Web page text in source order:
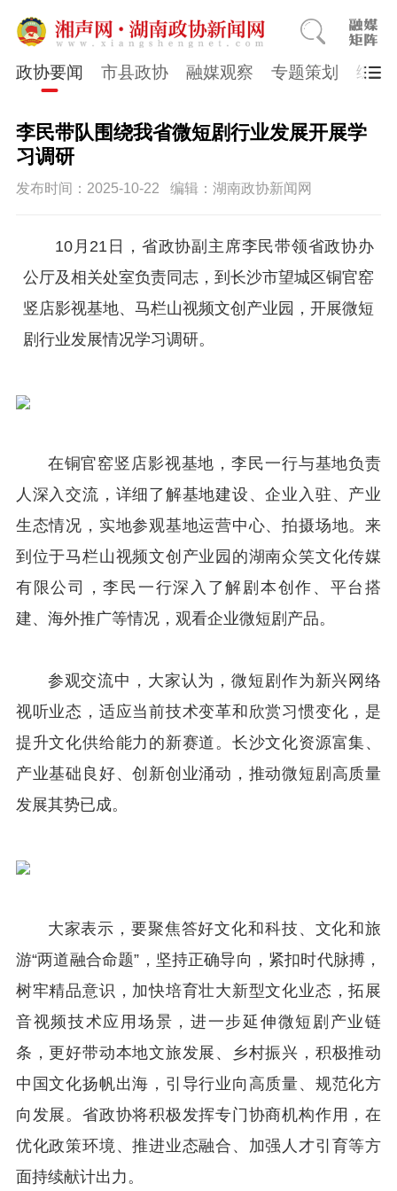
政协要闻 市县政协 融媒观察 专题策划 综合
李民带队围绕我省微短剧行业发展开展学
习调研
发布时间：2025-10-22 编辑：湖南政协新闻网
10月21日，省政协副主席李民带领省政协办
公厅及相关处室负责同志，到长沙市望城区铜官窑
竖店影视基地、马栏山视频文创产业园，开展微短
剧行业发展情况学习调研。
在铜官窑竖店影视基地，李民一行与基地负责
人深入交流，详细了解基地建设、企业入驻、产业
生态情况，实地参观基地运营中心、拍摄场地。来
到位于马栏山视频文创产业园的湖南众笑文化传媒
有限公司，李民一行深入了解剧本创作、平台搭
建、海外推广等情况，观看企业微短剧产品。
参观交流中，大家认为，微短剧作为新兴网络
视听业态，适应当前技术变革和欣赏习惯变化，是
提升文化供给能力的新赛道。长沙文化资源富集、
产业基础良好、创新创业涌动，推动微短剧高质量
发展其势已成。
大家表示，要聚焦答好文化和科技、文化和旅
游“两道融合命题”，坚持正确导向，紧扣时代脉搏，
树牢精品意识，加快培育壮大新型文化业态，拓展
音视频技术应用场景，进一步延伸微短剧产业链
条，更好带动本地文旅发展、乡村振兴，积极推动
中国文化扬帆出海，引导行业向高质量、规范化方
向发展。省政协将积极发挥专门协商机构作用，在
优化政策环境、推进业态融合、加强人才引育等方
面持续献计出力。